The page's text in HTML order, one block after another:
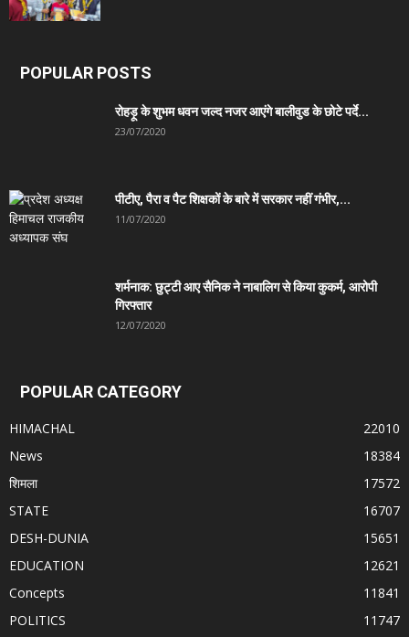
POPULAR POSTS
रोहड़ू के शुभम धवन जल्द नजर आएंगे बालीवुड के छोटे पर्दे...
23/07/2020
पीटीए, पैरा व पैट शिक्षकों के बारे में सरकार नहीं गंभीर,...
11/07/2020
शर्मनाक: छुट्टी आए सैनिक ने नाबालिग से किया कुकर्म, आरोपी
गिरफ्तार
12/07/2020
POPULAR CATEGORY
HIMACHAL
22010
News
18384
शिमला
17572
STATE
16707
DESH-DUNIA
15651
EDUCATION
12621
Concepts
11841
POLITICS
11747